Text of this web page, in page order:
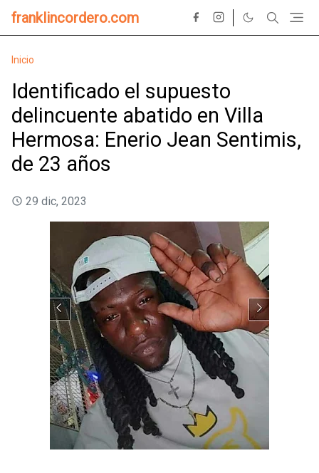
franklincordero.com
Inicio
Identificado el supuesto
delincuente abatido en Villa
Hermosa: Enerio Jean Sentimis,
de 23 años
29 dic, 2023